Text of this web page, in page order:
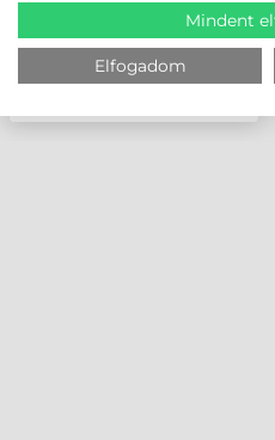
Mindent
Elfogadom